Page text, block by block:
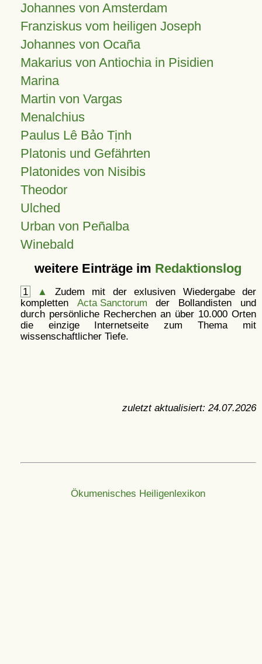
Johannes von Amsterdam
Franziskus vom heiligen Joseph
Johannes von Ocaña
Makarius von Antiochia in Pisidien
Marina
Martin von Vargas
Menalchius
Paulus Lê Bảo Tịnh
Platonis und Gefährten
Platonides von Nisibis
Theodor
Ulched
Urban von Peñalba
Winebald
weitere Einträge im Redaktionslog
1 ▲
Zudem mit der exlusiven Wiedergabe der
kompletten Acta Sanctorum der Bollandisten und
durch persönliche Recherchen an über 10.000 Orten
die einzige Internetseite zum Thema mit
wissenschaftlicher Tiefe.
zuletzt aktualisiert: 24.07.2026
Ökumenisches Heiligenlexikon